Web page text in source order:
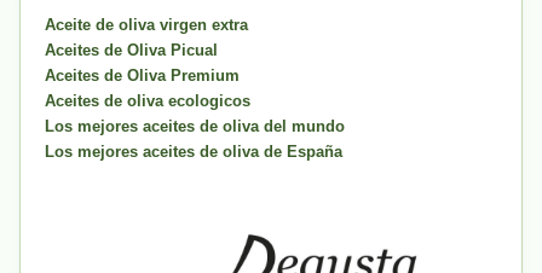
Aceite de oliva virgen extra
Aceites de Oliva Picual
Aceites de Oliva Premium
Aceites de oliva ecologicos
Los mejores aceites de oliva del mundo
Los mejores aceites de oliva de España